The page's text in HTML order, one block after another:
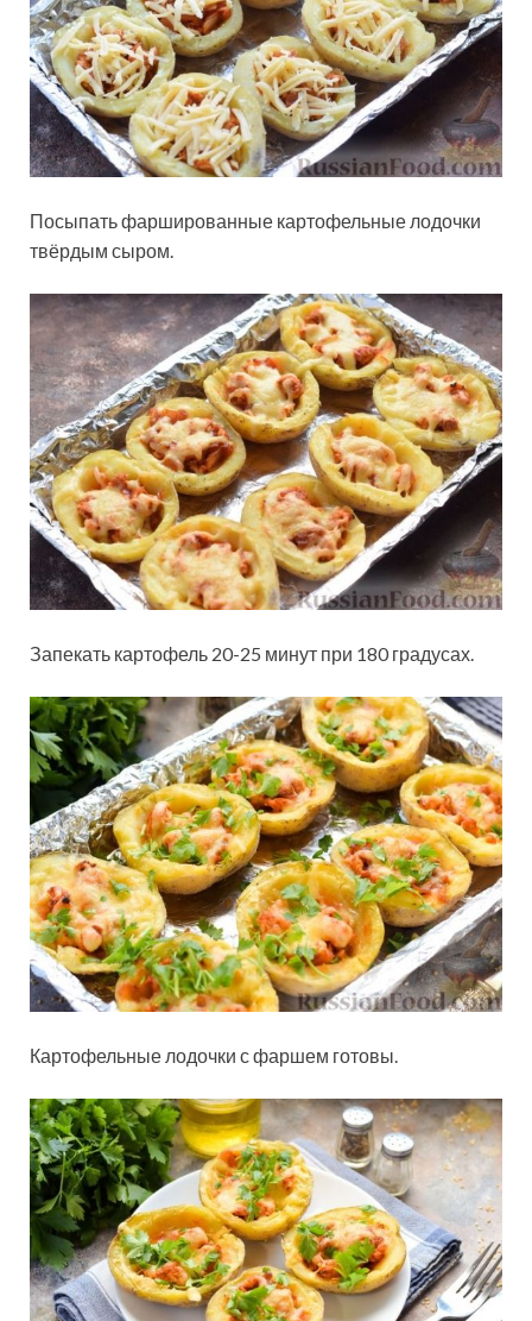
Посыпать фаршированные картофельные лодочки
твёрдым сыром.
Запекать картофель 20-25 минут при 180 градусах.
Картофельные лодочки с фаршем готовы.